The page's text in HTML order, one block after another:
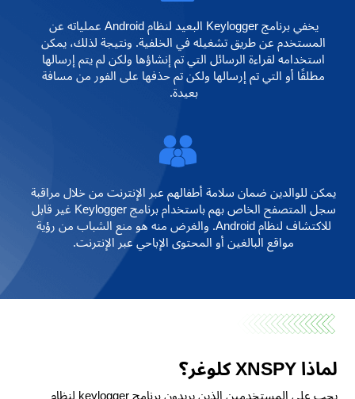
يخفي برنامج Keylogger البعيد لنظام Android عملياته عن
المستخدم عن طريق تشغيله في الخلفية. ونتيجة لذلك، يمكن
استخدامه لقراءة الرسائل التي تم إنشاؤها ولكن لم يتم إرسالها
مطلقًا أو التي تم إرسالها ولكن تم حذفها على الفور من مسافة
بعيدة.
يمكن للوالدين ضمان سلامة أطفالهم عبر الإنترنت من خلال مراقبة
سجل المتصفح الخاص بهم باستخدام برنامج Keylogger غير قابل
للاكتشاف لنظام Android. والغرض منه هو منع الشباب من رؤية
مواقع البالغين أو المحتوى الإباحي عبر الإنترنت.
لماذا XNSPY كلوغر؟